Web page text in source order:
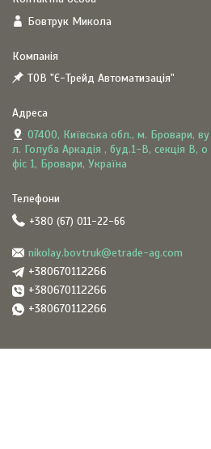
Бовтрук Микола
ТОВ "Є-Трейд Автоматизація"
07400, Київська обл., м. Бровари, ву
л. Голуба Аркадія , буд.1-В, секція В, о
фіс 1, Бровари, Україна
+380 (67) 011-22-66
nikolay.bovtruk@etrade-ag.com
+380670112266
+380670112266
+380670112266